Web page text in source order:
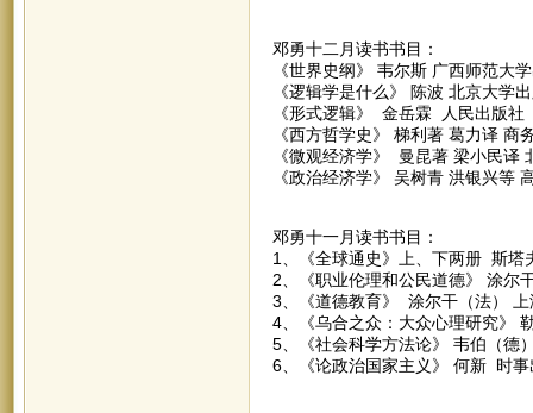
邓勇十二月读书书目：
《世界史纲》 韦尔斯 广西师范大
《逻辑学是什么》 陈波 北京大学
《形式逻辑》 金岳霖 人民出版社
《西方哲学史》 梯利著 葛力译 商
《微观经济学》 曼昆著 梁小民译
《政治经济学》 吴树青 洪银兴等
邓勇十一月读书书目：
1、《全球通史》上、下两册 斯塔
2、《职业伦理和公民道德》 涂尔
3、《道德教育》 涂尔干（法） 上
4、《乌合之众：大众心理研究》
5、《社会科学方法论》 韦伯（德
6、《论政治国家主义》 何新 时事